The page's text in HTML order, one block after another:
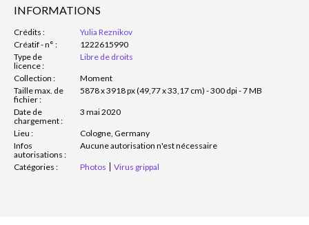
INFORMATIONS
Crédits :
Yulia Reznikov
Créatif - n° :
1222615990
Type de
licence :
Libre de droits
Collection :
Moment
Taille max. de
fichier :
5878 x 3918 px (49,77 x 33,17 cm) - 300 dpi - 7 MB
Date de
chargement :
3 mai 2020
Lieu :
Cologne, Germany
Infos
autorisations :
Aucune autorisation n'est nécessaire
Catégories : Photos Virus grippal